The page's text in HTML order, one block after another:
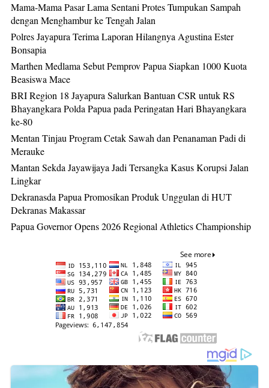
Mama-Mama Pasar Lama Sentani Protes Tumpukan Sampah
dengan Menghambur ke Tengah Jalan
Polres Jayapura Terima Laporan Hilangnya Agustina Ester
Bonsapia
Marthen Medlama Sebut Pemprov Papua Siapkan 1000 Kuota
Beasiswa Mace
BRI Region 18 Jayapura Salurkan Bantuan CSR untuk RS
Bhayangkara Polda Papua pada Peringatan Hari Bhayangkara
ke-80
Mentan Tinjau Program Cetak Sawah dan Penanaman Padi di
Merauke
Mantan Sekda Jayawijaya Jadi Tersangka Kasus Korupsi Jalan
Lingkar
Dekranasda Papua Promosikan Produk Unggulan di HUT
Dekranas Makassar
Papua Governor Opens 2026 Regional Athletics Championship